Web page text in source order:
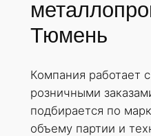
Тюмень
Компания работает
розничными
подбирается по
объему партии и